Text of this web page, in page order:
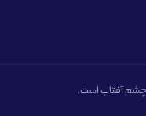
آفتاب است.